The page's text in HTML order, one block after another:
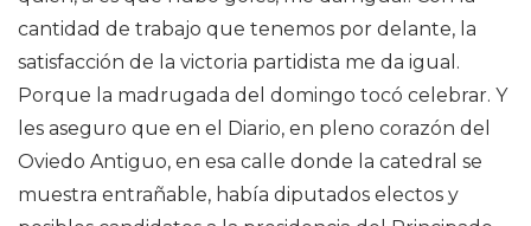
cantidad de trabajo que tenemos por delante, la
satisfacción de la victoria partidista me da igual.
Porque la madrugada del domingo tocó celebrar. Y
les aseguro que en el Diario, en pleno corazón del
Oviedo Antiguo, en esa calle donde la catedral se
muestra entrañable, había diputados electos y